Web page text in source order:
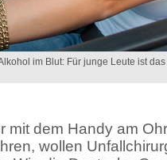
im Blut: Für junge Leute ist
mit dem Handy am
wollen